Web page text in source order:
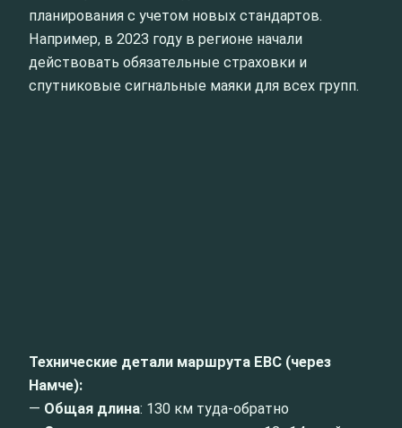
планирования с учетом новых стандартов.
Например, в 2023 году в регионе начали
действовать обязательные страховки и
спутниковые сигнальные маяки для всех групп.
Технические детали маршрута EBC (через
Намче):
— Общая длина: 130 км туда-обратно